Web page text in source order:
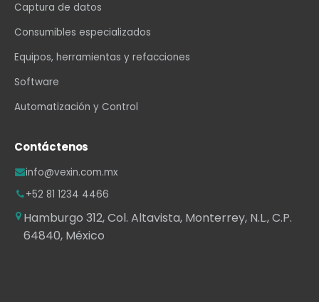
Captura de datos
Consumibles especializados
Equipos, herramientas y refacciones
Software
Automatización y Control
Contáctenos
info@vexin.com.mx
+52 81 1234 4466
Hamburgo 312, Col. Altavista, Monterrey, N.L., C.P.
64840, México